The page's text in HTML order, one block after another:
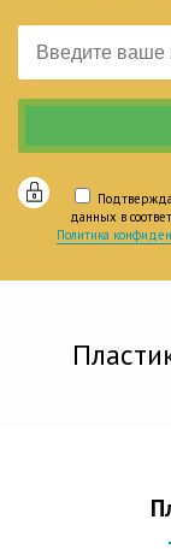
данных в
Политика